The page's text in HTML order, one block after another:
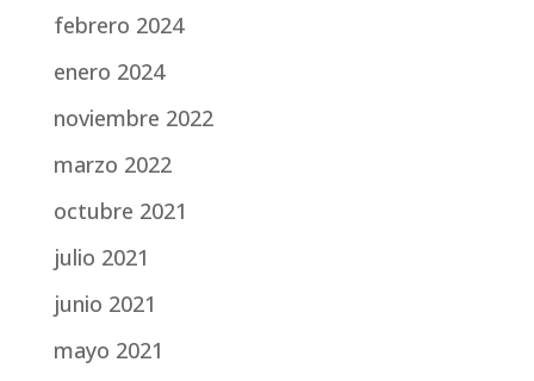
febrero 2024
enero 2024
noviembre 2022
marzo 2022
octubre 2021
julio 2021
junio 2021
mayo 2021